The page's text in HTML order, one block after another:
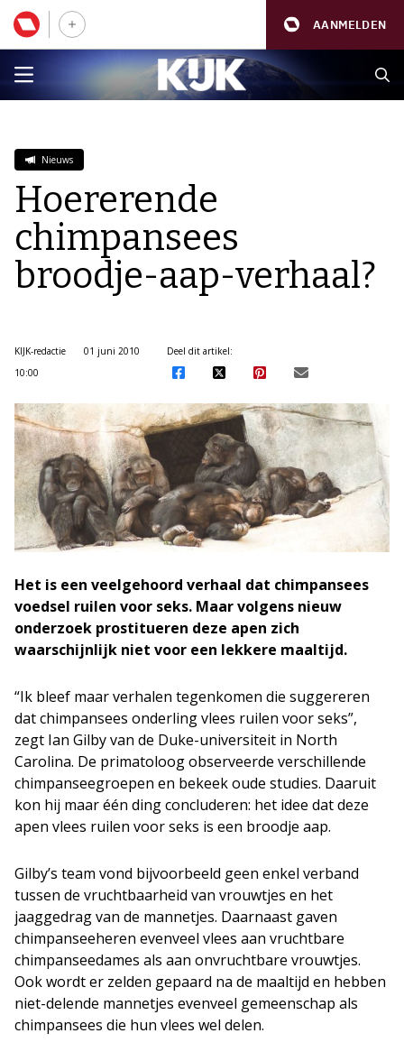
AANMELDEN
Nieuws
Hoererende
chimpansees
broodje-aap-verhaal?
KIJK-redactie
01 juni 2010
10:00
Deel dit artikel:
Het is een veelgehoord verhaal dat chimpansees
voedsel ruilen voor seks. Maar volgens nieuw
onderzoek prostitueren deze apen zich
waarschijnlijk niet voor een lekkere maaltijd.
“Ik bleef maar verhalen tegenkomen die suggereren
dat chimpansees onderling vlees ruilen voor seks”,
zegt Ian Gilby van de Duke-universiteit in North
Carolina. De primatoloog observeerde verschillende
chimpanseegroepen en bekeek oude studies. Daaruit
kon hij maar één ding concluderen: het idee dat deze
apen vlees ruilen voor seks is een broodje aap.
Gilby’s team vond bijvoorbeeld geen enkel verband
tussen de vruchtbaarheid van vrouwtjes en het
jaaggedrag van de mannetjes. Daarnaast gaven
chimpanseeheren evenveel vlees aan vruchtbare
chimpanseedames als aan onvruchtbare vrouwtjes.
Ook wordt er zelden gepaard na de maaltijd en hebben
niet-delende mannetjes evenveel gemeenschap als
chimpansees die hun vlees wel delen.